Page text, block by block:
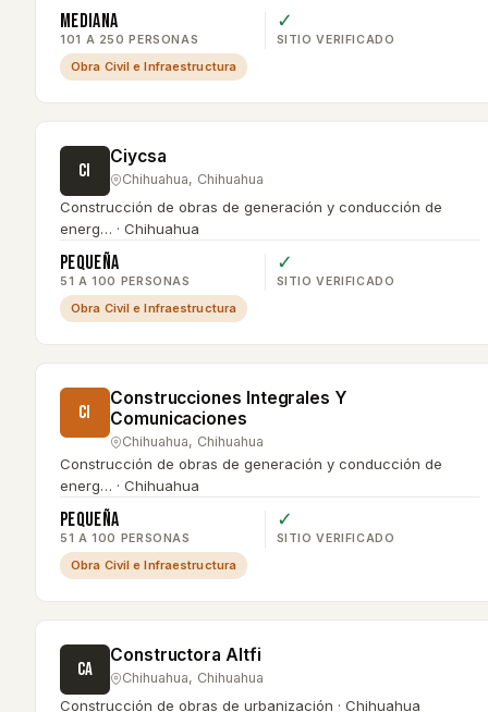
Mediana
101 A 250 PERSONAS
✓
SITIO VERIFICADO
Obra Civil e Infraestructura
CI
Ciycsa
Chihuahua, Chihuahua
Construcción de obras de generación y conducción de
energ… · Chihuahua
Pequeña
51 A 100 PERSONAS
✓
SITIO VERIFICADO
Obra Civil e Infraestructura
CI
Construcciones Integrales Y
Comunicaciones
Chihuahua, Chihuahua
Construcción de obras de generación y conducción de
energ… · Chihuahua
Pequeña
51 A 100 PERSONAS
✓
SITIO VERIFICADO
Obra Civil e Infraestructura
CA
Constructora Altfi
Chihuahua, Chihuahua
Construcción de obras de urbanización · Chihuahua